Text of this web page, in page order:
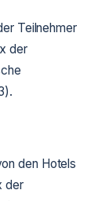
Teilnehmer
der
den Hotels
der